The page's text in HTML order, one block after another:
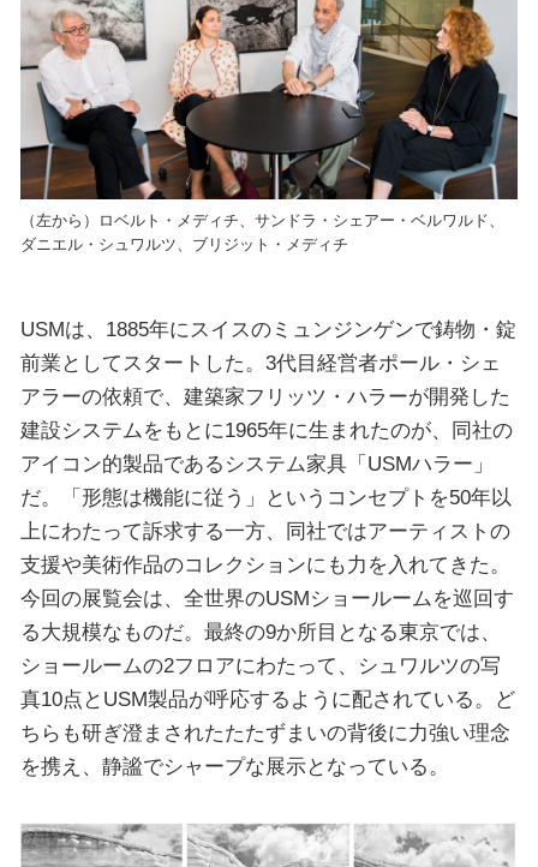
（左から）ロベルト・メディチ、サンドラ・シェアー・ベルワルド、
ダニエル・シュワルツ、ブリジット・メディチ
USMは、1885年にスイスのミュンジンゲンで鋳物・錠
前業としてスタートした。3代目経営者ポール・シェ
アラーの依頼で、建築家フリッツ・ハラーが開発した
建設システムをもとに1965年に生まれたのが、同社の
アイコン的製品であるシステム家具「USMハラー」
だ。「形態は機能に従う」というコンセプトを50年以
上にわたって訴求する一方、同社ではアーティストの
支援や美術作品のコレクションにも力を入れてきた。
今回の展覧会は、全世界のUSMショールームを巡回す
る大規模なものだ。最終の9か所目となる東京では、
ショールームの2フロアにわたって、シュワルツの写
真10点とUSM製品が呼応するように配されている。ど
ちらも研ぎ澄まされたたたずまいの背後に力強い理念
を携え、静謐でシャープな展示となっている。